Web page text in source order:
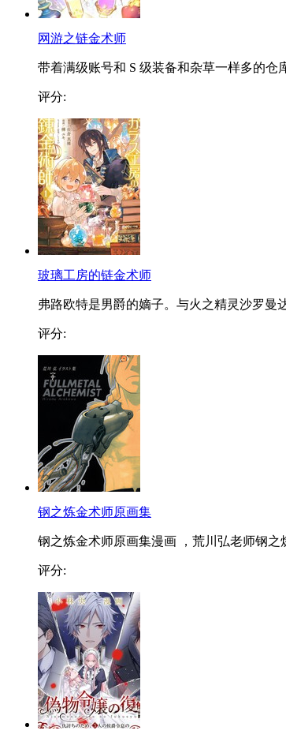
网游之链金术师
带着满级账号和 S 级装备和杂草一样多的仓
评分:
玻璃工房的链金术师
弗路欧特是男爵的嫡子。与火之精灵沙罗曼
评分:
钢之炼金术师原画集
钢之炼金术师原画集漫画 ，荒川弘老师钢之
评分: